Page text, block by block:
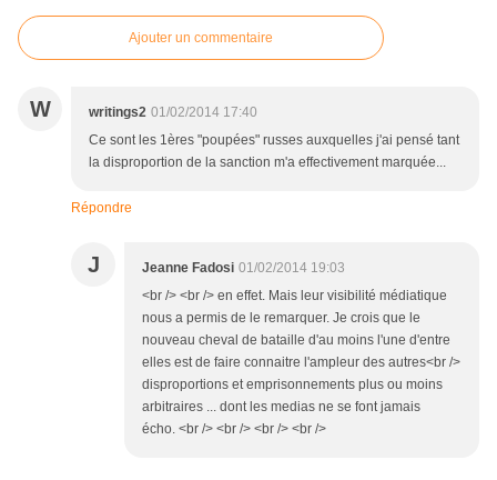
Ajouter un commentaire
W writings2 01/02/2014 17:40
Ce sont les 1ères "poupées" russes auxquelles j'ai pensé tant
la disproportion de la sanction m'a effectivement marquée...
Répondre
J Jeanne Fadosi 01/02/2014 19:03
<br /> <br /> en effet. Mais leur visibilité médiatique
nous a permis de le remarquer. Je crois que le
nouveau cheval de bataille d'au moins l'une d'entre
elles est de faire connaitre l'ampleur des autres<br />
disproportions et emprisonnements plus ou moins
arbitraires ... dont les medias ne se font jamais
écho. <br /> <br /> <br /> <br />